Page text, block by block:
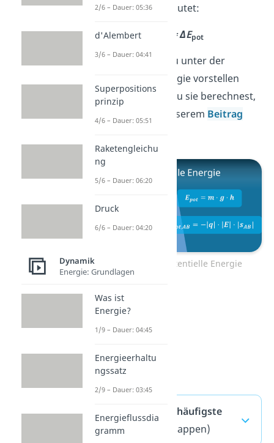
beiden Größen lautet:
= ΔEpot
Was du dir genau unter der
potentiellen Energie vorstellen
kannst und wie du sie berechnest,
erfährst du in unserem Beitrag
Zum Video: Potentielle Energie
Hubarbeit — häufigste
Fragen
(ausklappen)
2/6 – Dauer: 05:36
d'Alembert
3/6 – Dauer: 04:41
Superpositions
prinzip
4/6 – Dauer: 05:51
Raketengleichu
ng
5/6 – Dauer: 06:20
Druck
6/6 – Dauer: 04:20
Dynamik
Energie: Grundlagen
Was ist
Energie?
1/9 – Dauer: 04:45
Energieerhaltu
ngssatz
2/9 – Dauer: 03:45
Energieflussdia
gramm